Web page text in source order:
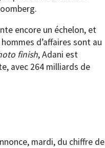
encore un échelon, et
d’affaires sont au
finish, Adani est
avec 264 milliards de
mardi, du chiffre de